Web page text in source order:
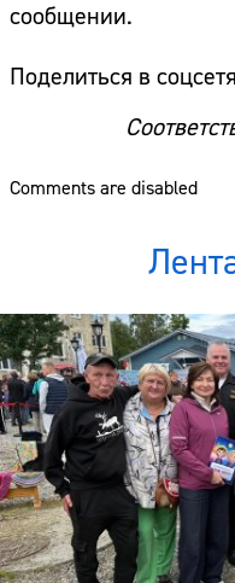
сообщении.
Поделиться в
Comments are disabled